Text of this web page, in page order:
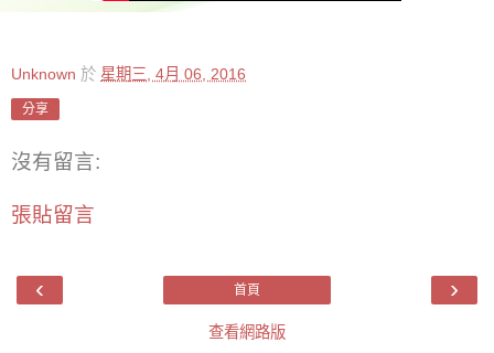
Unknown 於 星期三, 4月 06, 2016
分享
沒有留言:
張貼留言
‹ ›
首頁
查看網路版